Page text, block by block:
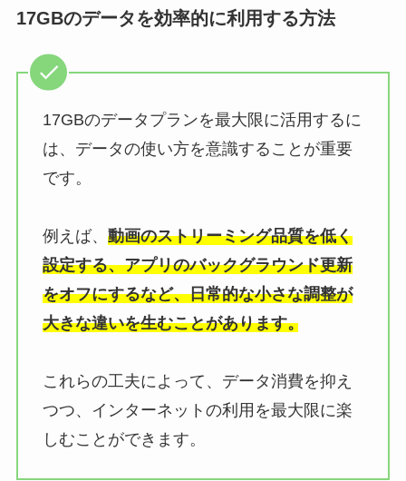
17GBのデータを効率的に利用する方法
17GBのデータプランを最大限に活用するに
は、データの使い方を意識することが重要
です。
例えば、 動画のストリーミング品質を低く
設定する、アプリのバックグラウンド更新
をオフにするなど、日常的な小さな調整が
大きな違いを生むことがあります。
これらの工夫によって、データ消費を抑え
つつ、インターネットの利用を最大限に楽
しむことができます。